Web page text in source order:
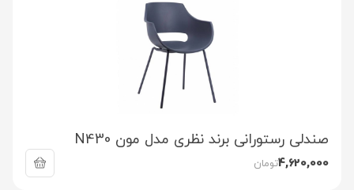
صندلی رستورانی برند نظری مدل مون N430
4,620,000تومان